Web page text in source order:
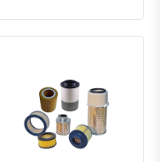
Быстрый просмотрДобавить к сравнению
Добавить в избранное